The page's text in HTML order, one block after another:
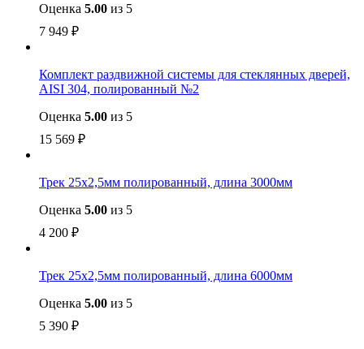
Оценка 5.00 из 5
7 949 ₽
Комплект раздвижной системы для стеклянных дверей,
AISI 304, полированный №2
Оценка 5.00 из 5
15 569 ₽
Трек 25х2,5мм полированный, длина 3000мм
Оценка 5.00 из 5
4 200 ₽
Трек 25х2,5мм полированный, длина 6000мм
Оценка 5.00 из 5
5 390 ₽